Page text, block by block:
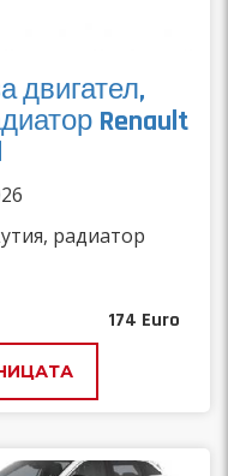
двигател,
Renault
радиатор
174 Euro